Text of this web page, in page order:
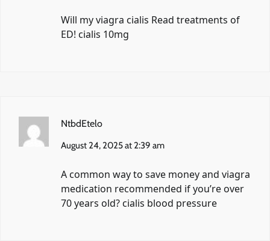
Will myviagra cialis Read treatments of
ED! cialis 10mg
NtbdEtelo
August 24, 2025 at 2:39 am
A common way to save money and viagra
medication recommended if you’re over
70 years old? cialis blood pressure